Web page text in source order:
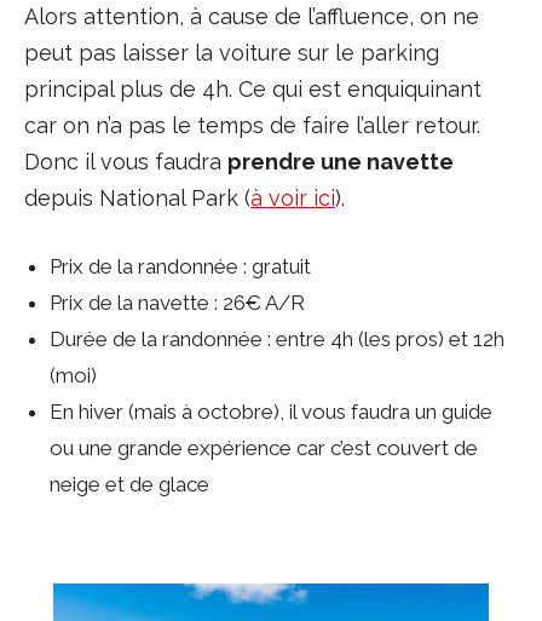
Alors attention, à cause de l’affluence, on ne
peut pas laisser la voiture sur le parking
principal plus de 4h. Ce qui est enquiquinant
car on n’a pas le temps de faire l’aller retour.
Donc il vous faudra prendre une navette
depuis National Park (à voir ici).
Prix de la randonnée : gratuit
Prix de la navette : 26€ A/R
Durée de la randonnée : entre 4h (les pros) et 12h
(moi)
En hiver (mais à octobre), il vous faudra un guide
ou une grande expérience car c’est couvert de
neige et de glace